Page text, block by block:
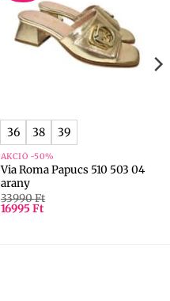
36 38 39
AKCIÓ -50%
Via Roma Papucs 510 503 04
arany
33990Ft
16995Ft